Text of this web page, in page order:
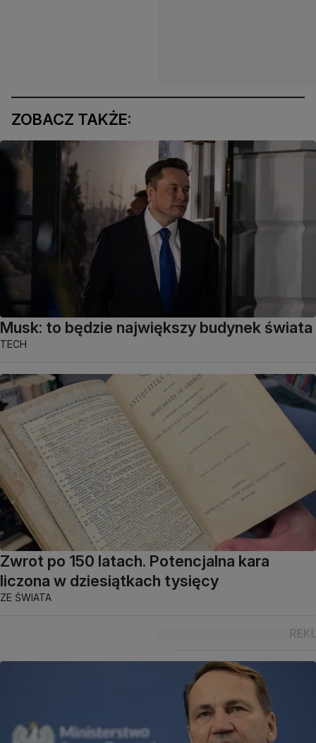
ZOBACZ TAKŻE:
Musk: to będzie największy budynek świata
TECH
Zwrot po 150 latach. Potencjalna kara
liczona w dziesiątkach tysięcy
ZE ŚWIATA